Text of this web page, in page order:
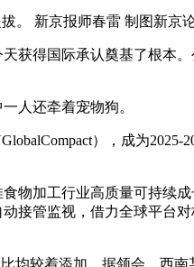
新京报师春雷 制图新京
得国际承认奠基了根本
人还牵着宠物狗。
），成为2025-
加工行业高质量可持续
接管监视，借力全球平台
较着添加。据领会，西